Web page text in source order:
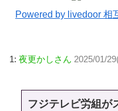
Powered by livedoor 相
1: 夜更かしさん 2025/01/
フジテレビ労組